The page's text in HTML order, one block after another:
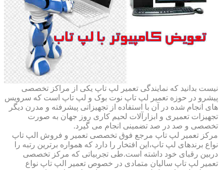
نیست بدانید که نمایندگی تعمیر لپ تاپ یکی از مراکز تخصصی
پیشرو در حوزه تعمیر لپ تاپ نوت بوک و لپ تاپ است که سرویس
های انجام شده در آن با استفاده از تجهیزاتی پیشرفته و مدرن دیگر
تجهیزات تعمیری و ابزارآلات لحیم کاری روز جهان به صورت
تخصصی و صد در صد تضمینی انجام می گیرد.
مرکز تعمیر لپ تاپ مرجع فوق تخصصی تعمیر و فروش الپ تاپ
نواع برندهای لپ تاپ،این افتخار را دارد که همواره برترین رتبه را
دربین رقبای خود داشته است.طی تجربیاتی که مرکز تخصصی
تعمیر لپ تاپ سالیان متمادی در خصوص تعمیر الپ تاپ نواع